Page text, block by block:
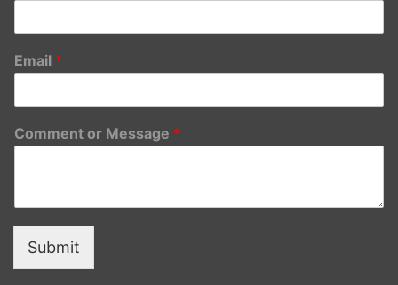
Email *
Comment or Message *
Submit